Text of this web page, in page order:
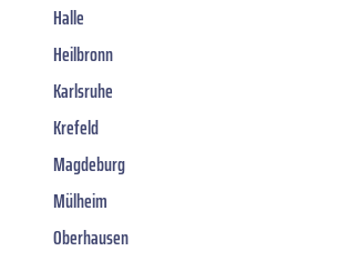
Halle
Heilbronn
Karlsruhe
Krefeld
Magdeburg
Mülheim
Oberhausen